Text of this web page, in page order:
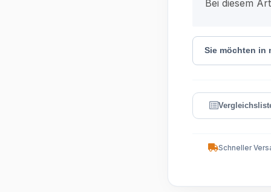
Bei diesem
Sie möchten in
Schneller